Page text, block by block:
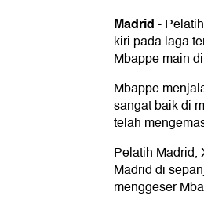
Madrid-Pelatih
kiri pada laga
Mbappe main
Mbappe
sangat baik di
telah
Pelatih Madrid,
Madrid di
menggeser